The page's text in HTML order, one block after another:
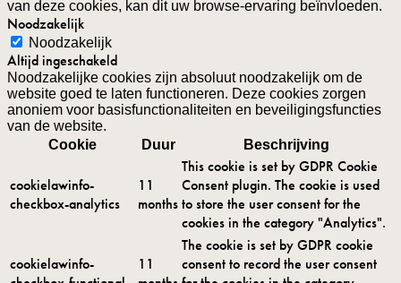
van deze cookies, kan dit uw browse-ervaring beïnvloeden.
Noodzakelijk
Noodzakelijk
Altijd ingeschakeld
Noodzakelijke cookies zijn absoluut noodzakelijk om de
website goed te laten functioneren. Deze cookies zorgen
anoniem voor basisfunctionaliteiten en beveiligingsfuncties
van de website.
Cookie
Duur Beschrijving
cookielawinfo-
checkbox-analytics
11
months
This cookie is set by GDPR Cookie
Consent plugin. The cookie is used
to store the user consent for the
cookies in the category "Analytics".
cookielawinfo-
11
The cookie is set by GDPR cookie
consent to record the user consent